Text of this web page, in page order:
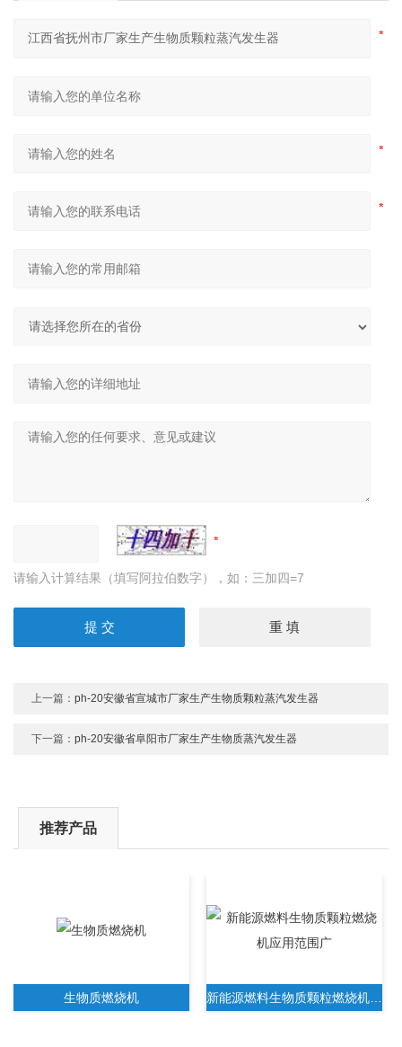
请输入计算结果（填写阿拉伯数字），如：三加四=7
上一篇：ph-20安徽省宣城市厂家生产生物质颗粒蒸汽发生器
下一篇：ph-20安徽省阜阳市厂家生产生物质蒸汽发生器
推荐产品
生物质燃烧机 新能源燃料生物质颗粒燃烧机应用范围广